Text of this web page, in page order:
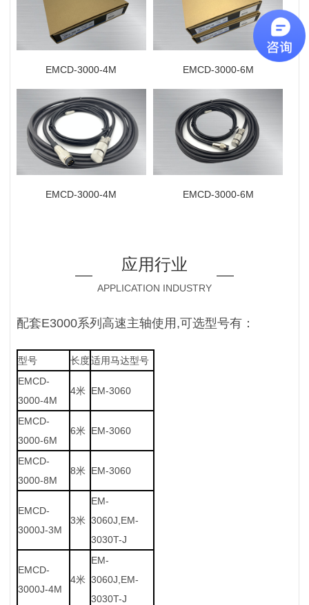
EMCD-3000-4M EMCD-3000-6M
EMCD-3000-4M EMCD-3000-6M
应用行业
APPLICATION INDUSTRY
配套E3000系列高速主轴使用,可选型号有：
型号 长度适用马达型号
EMCD-
3000-4M
4米 EM-3060
EMCD-
3000-6M
6米 EM-3060
EMCD-
3000-8M
8米 EM-3060
EMCD-
3000J-3M
3米
EM-
3060J,EM-
3030T-J
EMCD-
3000J-4M
4米
EM-
3060J,EM-
3030T-J